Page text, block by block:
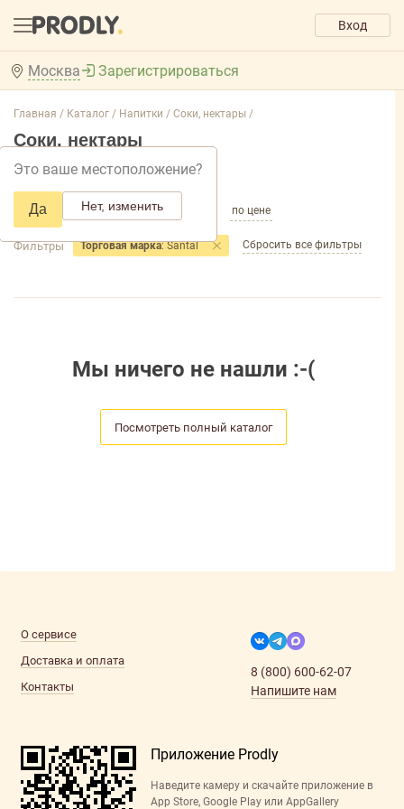
Вход
Москва
Это ваше местоположение?
Да Нет, изменить
Зарегистрироваться
Главная / Каталог / Напитки / Соки, нектары /
Соки, нектары
Добавить фильтр товаров
по популярности по названию по цене
Фильтры Торговая марка: Santal Сбросить все фильтры
Мы ничего не нашли :-(
Посмотреть полный каталог
О сервисе
Доставка и оплата
Контакты
8 (800) 600-62-07
Напишите нам
Приложение Prodly
Наведите камеру и скачайте приложение в
App Store, Google Play или AppGallery